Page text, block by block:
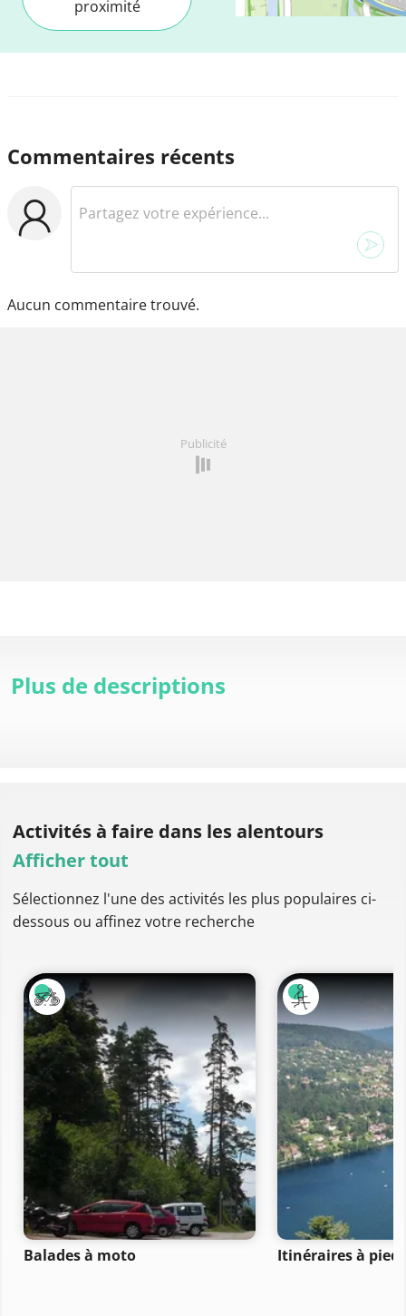
proximité
Commentaires récents
Aucun commentaire trouvé.
Publicité
Plus de descriptions
Activités à faire dans les alentours
Afficher tout
Sélectionnez l'une des activités les plus populaires ci-
dessous ou affinez votre recherche
Balades à moto Itinéraires à pied